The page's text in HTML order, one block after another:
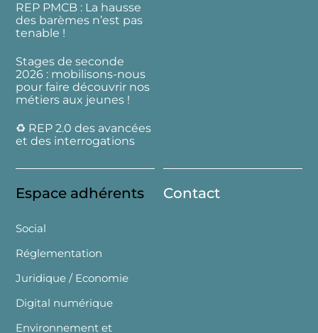
REP PMCB : La hausse
des barèmes n’est pas
tenable !
Stages de seconde
2026 : mobilisons-nous
pour faire découvrir nos
métiers aux jeunes !
♻️ REP 2.0 des avancées
et des interrogations
Espace adhérents
Social
Réglementation
Juridique / Economie
Digital numérique
Environnement et
Contact